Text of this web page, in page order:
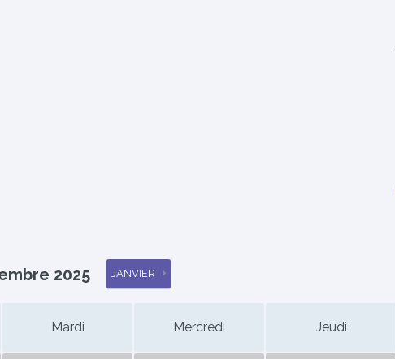
2025 JANVIER
Mardi Mercredi Jeudi